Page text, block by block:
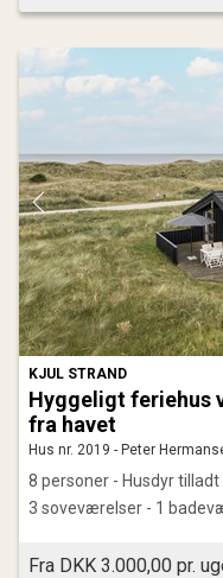
KJUL STRAND
Hyggeligt feriehus
fra havet
Hus nr. 2019 - Peter
8 personer - Husdyr tilladt
3 soveværelser - 1
Fra DKK 3.000,00 pr.